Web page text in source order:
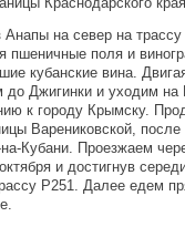
на север на
пшеничные поля и
кубанские вина.
до Джигинки и уходим
к городу Крымску.
Варениковской,
Кубани. Проезжаем
и достигнув
Р251. Далее едем